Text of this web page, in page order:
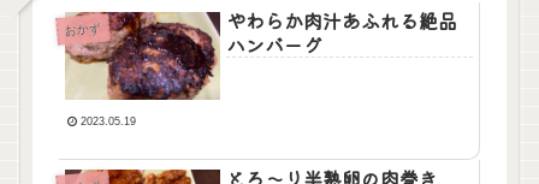
おかず
やわらか肉汁あふれる絶品
ハンバーグ
2023.05.19